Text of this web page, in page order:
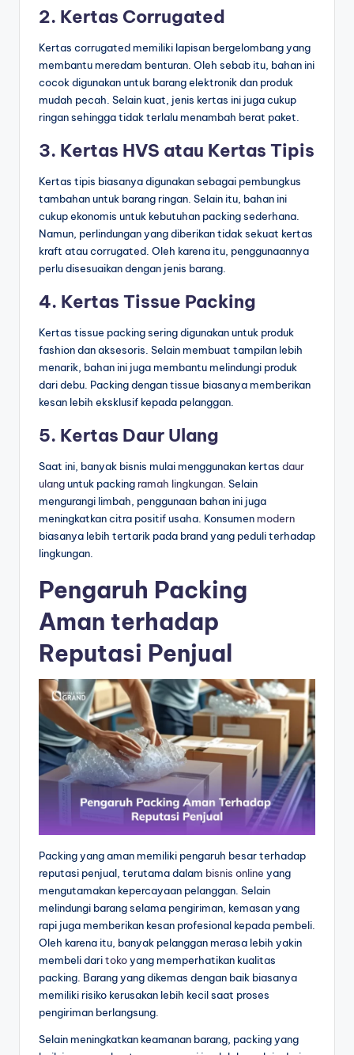
2. Kertas Corrugated
Kertas corrugated memiliki lapisan bergelombang yang
membantu meredam benturan. Oleh sebab itu, bahan ini
cocok digunakan untuk barang elektronik dan produk
mudah pecah. Selain kuat, jenis kertas ini juga cukup
ringan sehingga tidak terlalu menambah berat paket.
3. Kertas HVS atau Kertas Tipis
Kertas tipis biasanya digunakan sebagai pembungkus
tambahan untuk barang ringan. Selain itu, bahan ini
cukup ekonomis untuk kebutuhan packing sederhana.
Namun, perlindungan yang diberikan tidak sekuat kertas
kraft atau corrugated. Oleh karena itu, penggunaannya
perlu disesuaikan dengan jenis barang.
4. Kertas Tissue Packing
Kertas tissue packing sering digunakan untuk produk
fashion dan aksesoris. Selain membuat tampilan lebih
menarik, bahan ini juga membantu melindungi produk
dari debu. Packing dengan tissue biasanya memberikan
kesan lebih eksklusif kepada pelanggan.
5. Kertas Daur Ulang
Saat ini, banyak bisnis mulai menggunakan kertas daur
ulanguntuk packing ramah lingkungan . Selain
mengurangi limbah, penggunaan bahan ini juga
meningkatkan citra positif usaha. Konsumen modern
biasanya lebih tertarik pada brand yang peduli terhadap
lingkungan.
Pengaruh Packing
Aman terhadap
Reputasi Penjual
Packing yang aman memiliki pengaruh besar terhadap
reputasi penjual, terutama dalam bisnis online yang
mengutamakan kepercayaan pelanggan. Selain
melindungi barang selama pengiriman, kemasan yang
rapi juga memberikan kesan profesional kepada pembeli.
Oleh karena itu, banyak pelanggan merasa lebih yakin
membeli daritokoyang memperhatikan kualitas
packing. Barang yang dikemas dengan baik biasanya
memiliki risiko kerusakan lebih kecil saat proses
pengiriman berlangsung.
Selain meningkatkan keamanan barang, packing yang